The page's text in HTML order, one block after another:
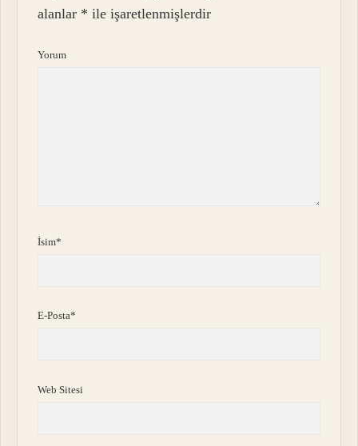
alanlar * ile işaretlenmişlerdir
Yorum
İsim*
E-Posta*
Web Sitesi